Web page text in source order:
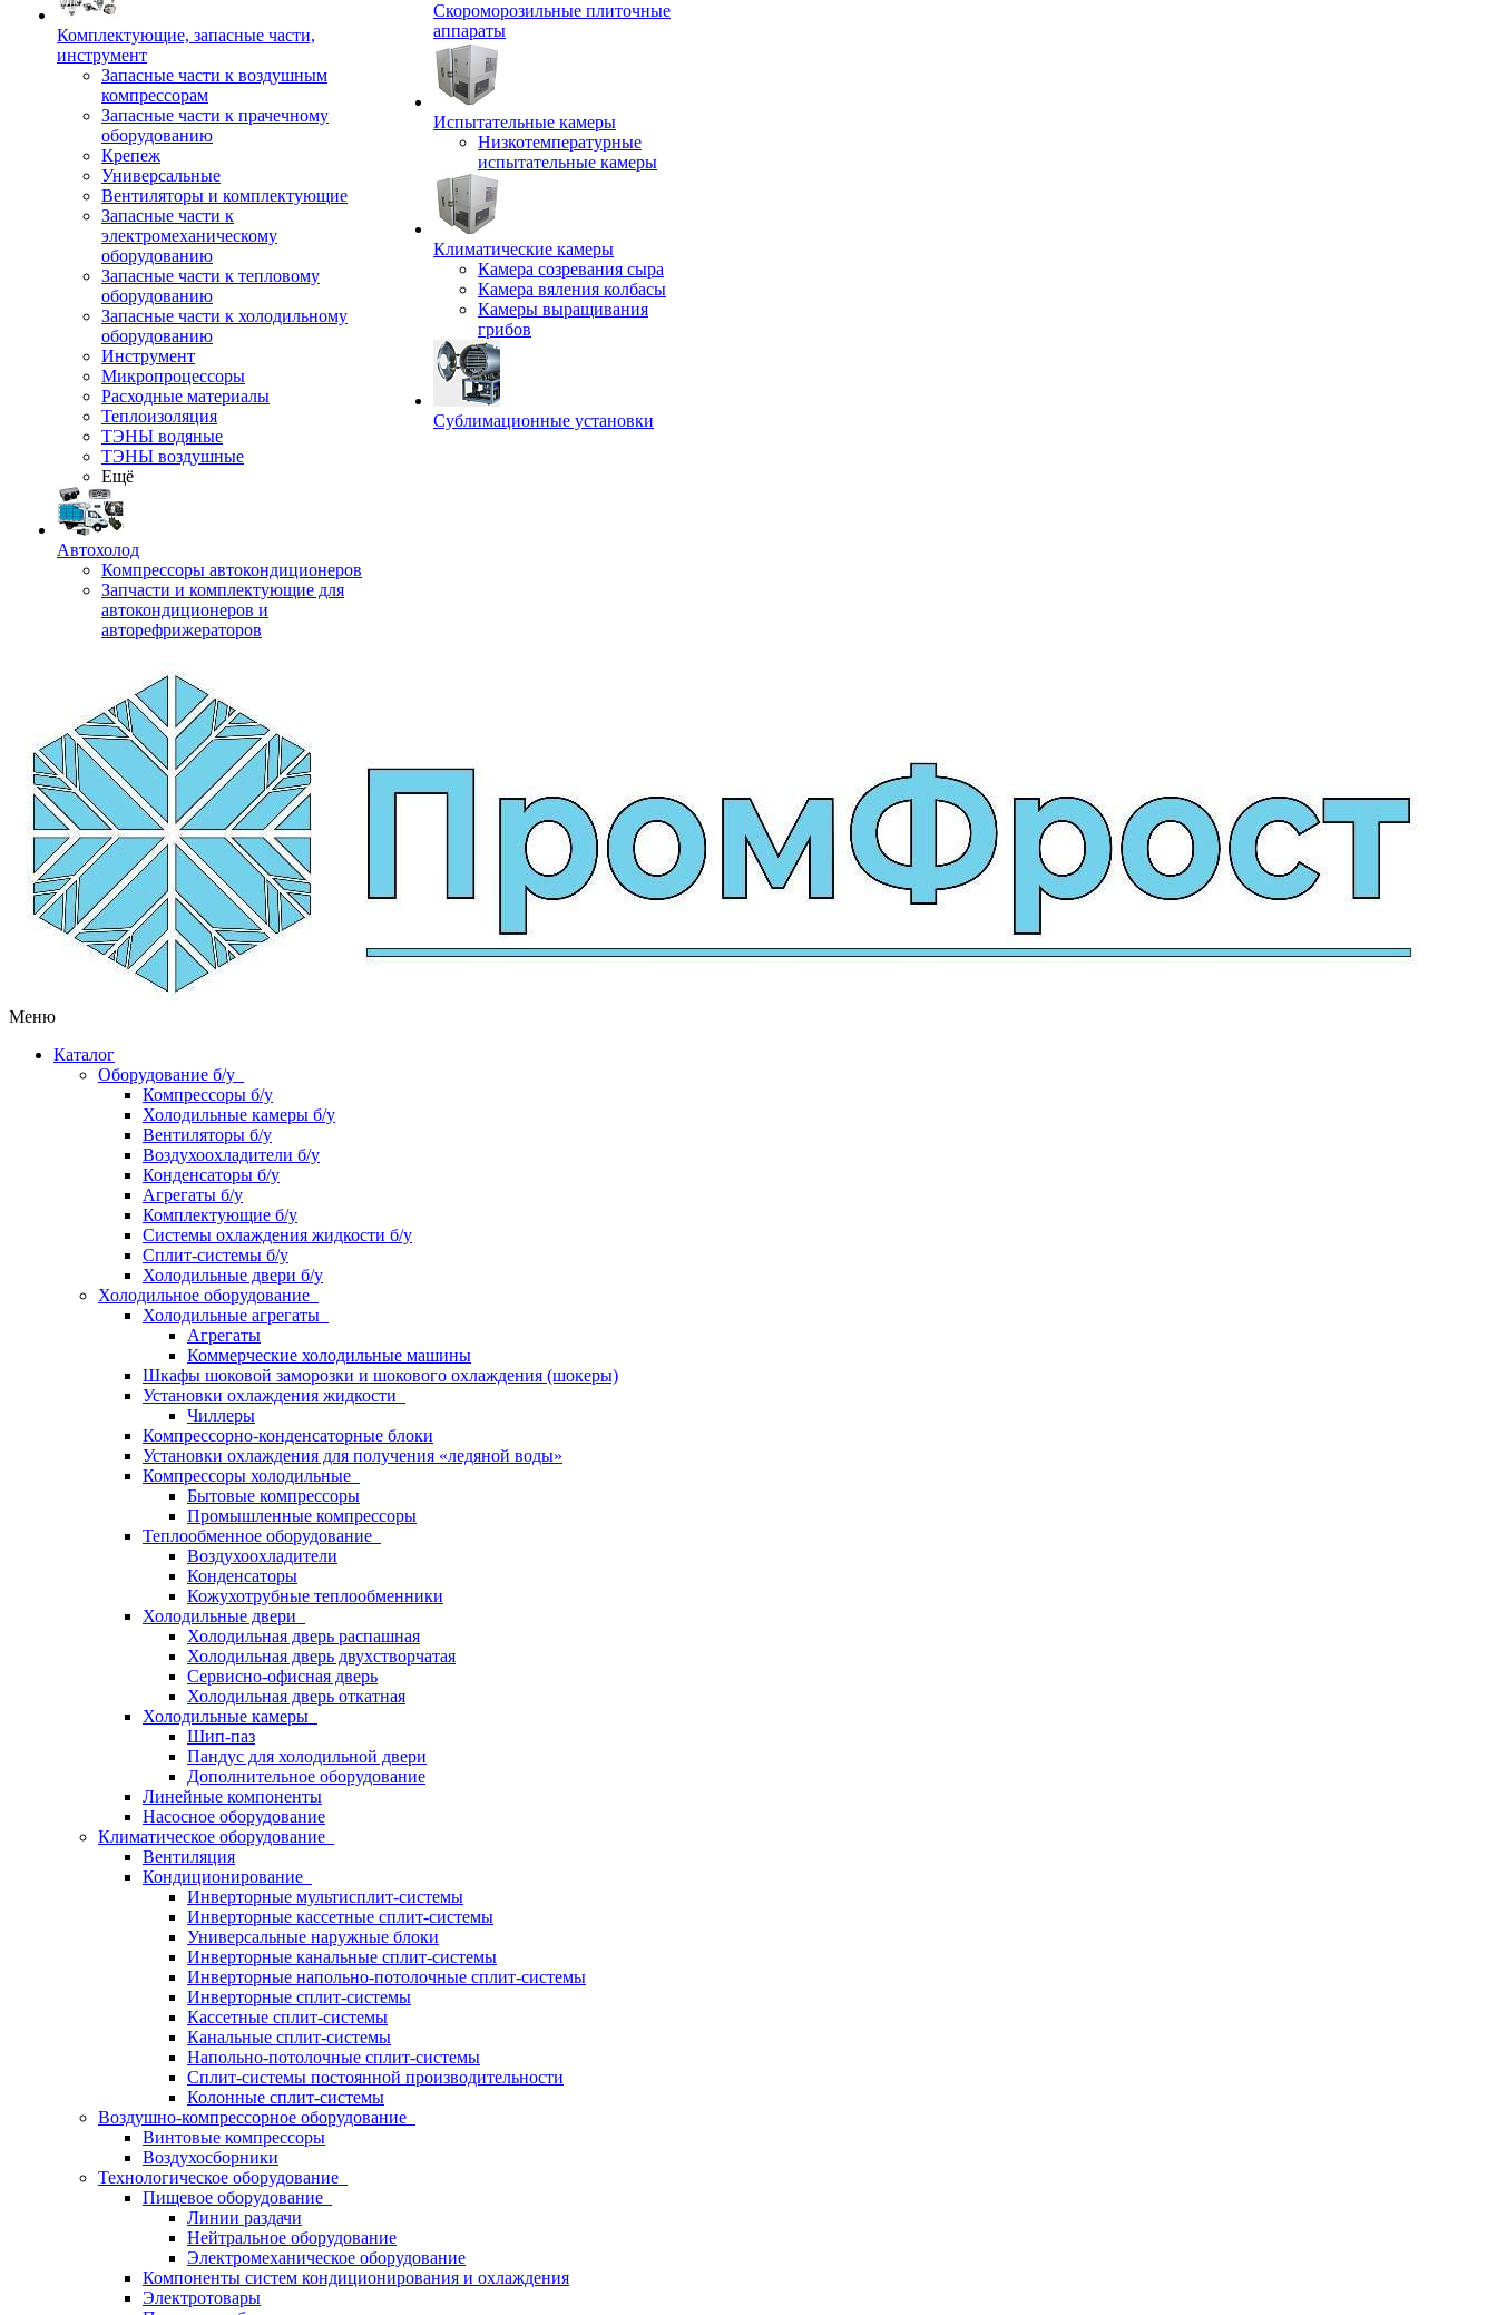
Комплектующие, запасные части,
инструмент
Запасные части к воздушным
компрессорам
Запасные части к прачечному
оборудованию
Крепеж
Универсальные
Вентиляторы и комплектующие
Запасные части к
электромеханическому
оборудованию
Запасные части к тепловому
оборудованию
Запасные части к холодильному
оборудованию
Инструмент
Микропроцессоры
Расходные материалы
Теплоизоляция
ТЭНЫ водяные
ТЭНЫ воздушные
Ещё
Автохолод
Компрессоры автокондиционеров
Запчасти и комплектующие для
автокондиционеров и
авторефрижераторов
Скороморозильные плиточные
аппараты
Испытательные камеры
Низкотемпературные
испытательные камеры
Климатические камеры
Камера созревания сыра
Камера вяления колбасы
Камеры выращивания
грибов
Сублимационные установки
Меню
Каталог
Оборудование б/у
Компрессоры б/у
Холодильные камеры б/у
Вентиляторы б/у
Воздухоохладители б/у
Конденсаторы б/у
Агрегаты б/у
Комплектующие б/у
Системы охлаждения жидкости б/у
Сплит-системы б/у
Холодильные двери б/у
Холодильное оборудование
Холодильные агрегаты
Агрегаты
Коммерческие холодильные машины
Шкафы шоковой заморозки и шокового охлаждения (шокеры)
Установки охлаждения жидкости
Чиллеры
Компрессорно-конденсаторные блоки
Установки охлаждения для получения «ледяной воды»
Компрессоры холодильные
Бытовые компрессоры
Промышленные компрессоры
Теплообменное оборудование
Воздухоохладители
Конденсаторы
Кожухотрубные теплообменники
Холодильные двери
Холодильная дверь распашная
Холодильная дверь двухстворчатая
Сервисно-офисная дверь
Холодильная дверь откатная
Холодильные камеры
Шип-паз
Пандус для холодильной двери
Дополнительное оборудование
Линейные компоненты
Насосное оборудование
Климатическое оборудование
Вентиляция
Кондиционирование
Инверторные мультисплит-системы
Инверторные кассетные сплит-системы
Универсальные наружные блоки
Инверторные канальные сплит-системы
Инверторные напольно-потолочные сплит-системы
Инверторные сплит-системы
Кассетные сплит-системы
Канальные сплит-системы
Напольно-потолочные сплит-системы
Сплит-системы постоянной производительности
Колонные сплит-системы
Воздушно-компрессорное оборудование
Винтовые компрессоры
Воздухосборники
Технологическое оборудование
Пищевое оборудование
Линии раздачи
Нейтральное оборудование
Электромеханическое оборудование
Компоненты систем кондиционирования и охлаждения
Электротовары